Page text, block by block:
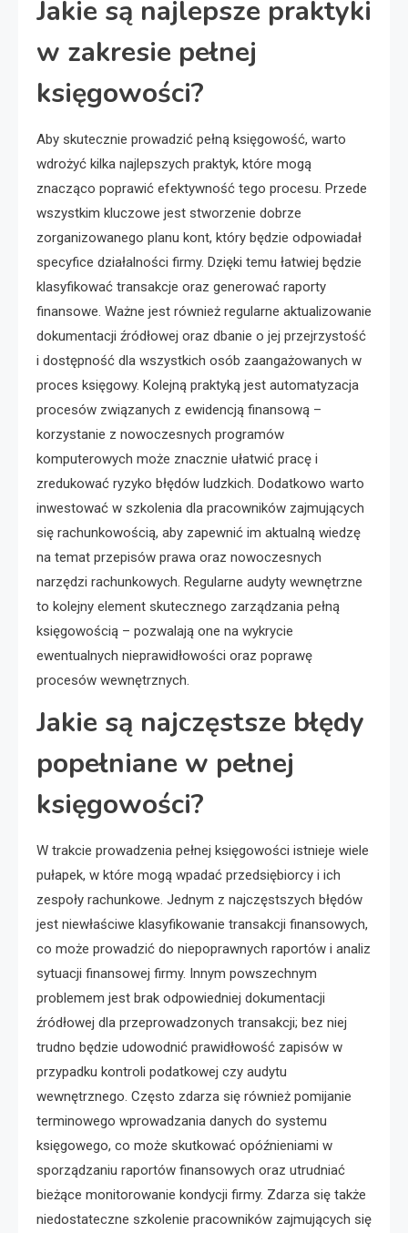
Jakie są najlepsze praktyki
w zakresie pełnej
księgowości?
Aby skutecznie prowadzić pełną księgowość, warto
wdrożyć kilka najlepszych praktyk, które mogą
znacząco poprawić efektywność tego procesu. Przede
wszystkim kluczowe jest stworzenie dobrze
zorganizowanego planu kont, który będzie odpowiadał
specyfice działalności firmy. Dzięki temu łatwiej będzie
klasyfikować transakcje oraz generować raporty
finansowe. Ważne jest również regularne aktualizowanie
dokumentacji źródłowej oraz dbanie o jej przejrzystość
i dostępność dla wszystkich osób zaangażowanych w
proces księgowy. Kolejną praktyką jest automatyzacja
procesów związanych z ewidencją finansową –
korzystanie z nowoczesnych programów
komputerowych może znacznie ułatwić pracę i
zredukować ryzyko błędów ludzkich. Dodatkowo warto
inwestować w szkolenia dla pracowników zajmujących
się rachunkowością, aby zapewnić im aktualną wiedzę
na temat przepisów prawa oraz nowoczesnych
narzędzi rachunkowych. Regularne audyty wewnętrzne
to kolejny element skutecznego zarządzania pełną
księgowością – pozwalają one na wykrycie
ewentualnych nieprawidłowości oraz poprawę
procesów wewnętrznych.
Jakie są najczęstsze błędy
popełniane w pełnej
księgowości?
W trakcie prowadzenia pełnej księgowości istnieje wiele
pułapek, w które mogą wpadać przedsiębiorcy i ich
zespoły rachunkowe. Jednym z najczęstszych błędów
jest niewłaściwe klasyfikowanie transakcji finansowych,
co może prowadzić do niepoprawnych raportów i analiz
sytuacji finansowej firmy. Innym powszechnym
problemem jest brak odpowiedniej dokumentacji
źródłowej dla przeprowadzonych transakcji; bez niej
trudno będzie udowodnić prawidłowość zapisów w
przypadku kontroli podatkowej czy audytu
wewnętrznego. Często zdarza się również pomijanie
terminowego wprowadzania danych do systemu
księgowego, co może skutkować opóźnieniami w
sporządzaniu raportów finansowych oraz utrudniać
bieżące monitorowanie kondycji firmy. Zdarza się także
niedostateczne szkolenie pracowników zajmujących się